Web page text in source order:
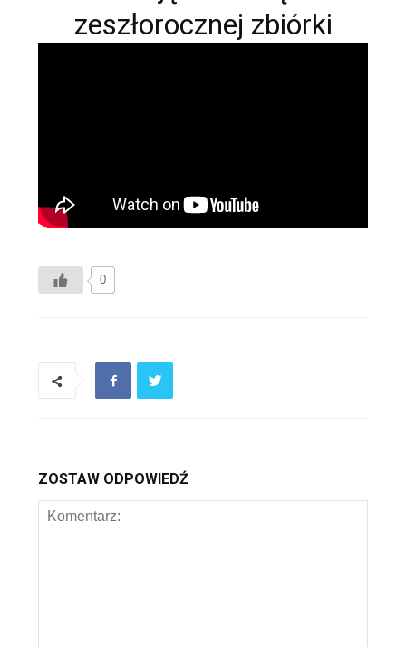
zeszłorocznej zbiórki
0
ZOSTAW ODPOWIEDŹ